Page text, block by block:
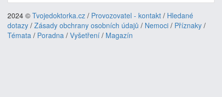
2024 © Tvojedoktorka.cz / Provozovatel - kontakt / Hledané
dotazy / Zásady obchrany osobních údajů / Nemoci / Příznaky /
Témata / Poradna / Vyšetření / Magazín